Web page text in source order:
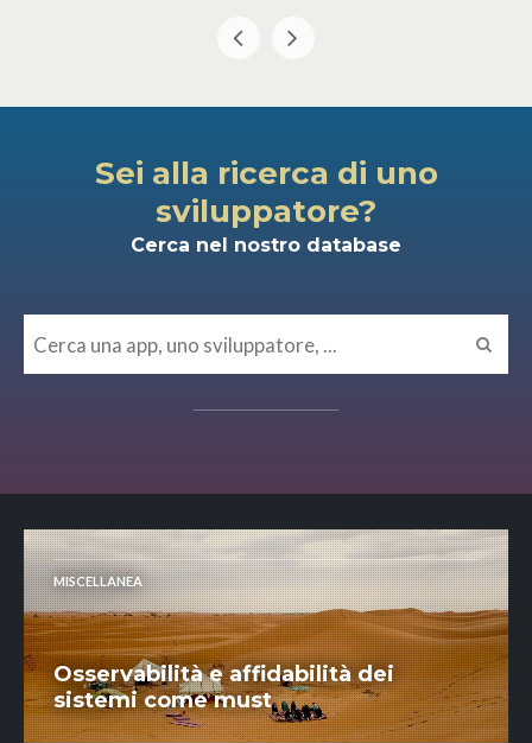
Sei alla ricerca di uno
sviluppatore?
Cerca nel nostro database
MISCELLANEA
Osservabilità e affidabilità dei
sistemi come must